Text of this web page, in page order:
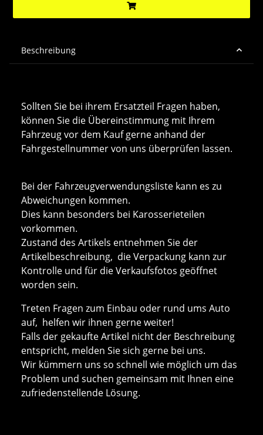
Beschreibung
Sollten Sie bei ihrem Ersatzteil Fragen haben,
können Sie die Übereinstimmung mit Ihrem
Fahrzeug vor dem Kauf gerne anhand der
Fahrgestellnummer von uns überprüfen lassen.
Bei der Fahrzeugverwendungsliste kann es zu
Abweichungen kommen.
Dies kann besonders bei Karosserieteilen
vorkommen.
Zustand des Artikels entnehmen Sie der
Artikelbeschreibung, die Verpackung kann zur
Kontrolle und für die Verkaufsfotos geöffnet
worden sein.
Treten Fragen zum Einbau oder rund ums Auto
auf, helfen wir ihnen gerne weiter!
Falls der gekaufte Artikel nicht der Beschreibung
entspricht, melden Sie sich gerne bei uns.
Wir kümmern uns so schnell wie möglich um das
Problem und suchen gemeinsam mit Ihnen eine
zufriedenstellende Lösung.